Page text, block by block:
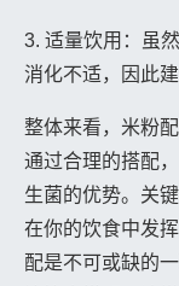
3. 适量饮用：虽
消化不适，因此
整体来看，米粉
通过合理的搭配
生菌的优势。关
在你的饮食中发
配是不可或缺的